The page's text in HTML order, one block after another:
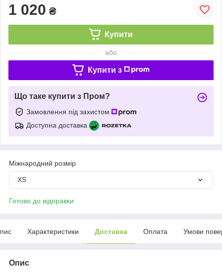
1 020 ₴
Купити
або
Купити з
Що таке купити з Пром?
Замовлення під захистом
Доступна доставка
Міжнародний розмір
XS
Готово до відправки
Характеристики Доставка Оплата Умови
Опис